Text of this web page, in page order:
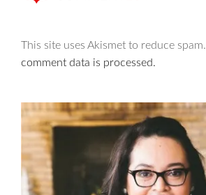
This site uses Akismet to reduce spam.
comment data is processed.